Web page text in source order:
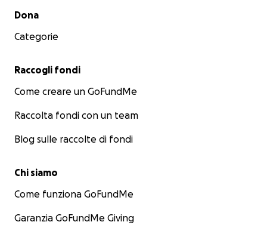
Menu secondario
Dona
Categorie
Raccogli fondi
Come creare un GoFundMe
Raccolta fondi con un team
Blog sulle raccolte di fondi
Chi siamo
Come funziona GoFundMe
Garanzia GoFundMe Giving